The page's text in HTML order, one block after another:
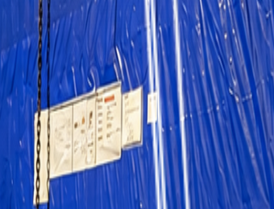
крупную партию медицинского
от стандартных